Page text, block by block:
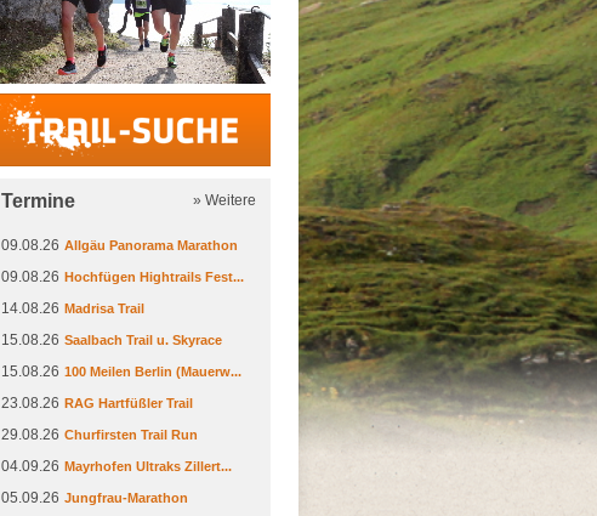
Trail-Suche
Termine » Weitere
09.08.26 Allgäu Panorama Marathon
09.08.26 Hochfügen Hightrails Fest...
14.08.26 Madrisa Trail
15.08.26 Saalbach Trail u. Skyrace
15.08.26 100 Meilen Berlin (Mauerw...
23.08.26 RAG Hartfüßler Trail
29.08.26 Churfirsten Trail Run
04.09.26 Mayrhofen Ultraks Zillert...
05.09.26 Jungfrau-Marathon